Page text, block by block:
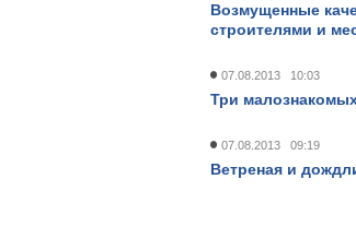
Возмущенные
строителями и
07.08.2013 10:03
Три
07.08.2013 09:19
Ветреная и